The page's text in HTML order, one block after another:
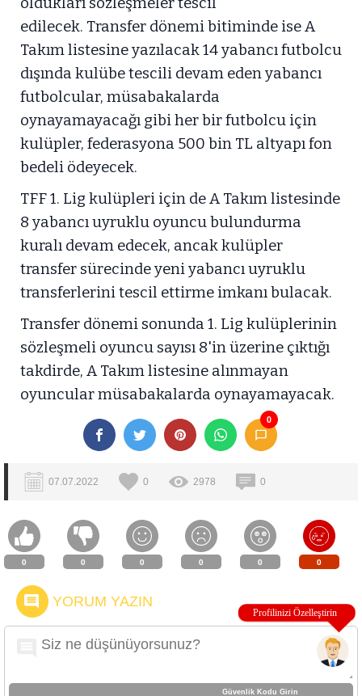
edilecek. Transfer dönemi bitiminde ise A
Takım listesine yazılacak 14 yabancı futbolcu
dışında kulübe tescili devam eden yabancı
futbolcular, müsabakalarda
oynayamayacağı gibi her bir futbolcu için
kulüpler, federasyona 500 bin TL altyapı fon
bedeli ödeyecek.
TFF 1. Lig kulüpleri için de A Takım listesinde
8 yabancı uyruklu oyuncu bulundurma
kuralı devam edecek, ancak kulüpler
transfer sürecinde yeni yabancı uyruklu
transferlerini tescil ettirme imkanı bulacak.
Transfer dönemi sonunda 1. Lig kulüplerinin
sözleşmeli oyuncu sayısı 8'in üzerine çıktığı
takdirde, A Takım listesine alınmayan
oyuncular müsabakalarda oynayamayacak.
0
07.07.2022 0 2978 0
0 0 0 0 0 0
YORUM YAZIN
Güvenlik Kodu Girin